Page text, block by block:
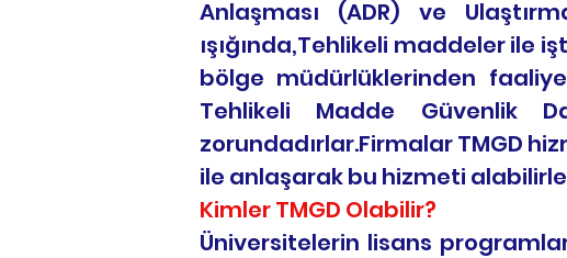
Anlaşması (ADR) ve
ışığında,Tehlikeli maddeler ile
bölge müdürlüklerinden
Tehlikeli Madde Güvenlik
zorundadırlar.Firmalar TMGD
ile anlaşarak bu hizmeti
Kimler TMGD Olabilir?
Üniversitelerin lisans